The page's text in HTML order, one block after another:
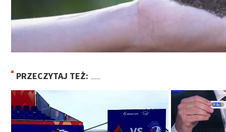
PRZECZYTAJ TEŻ: